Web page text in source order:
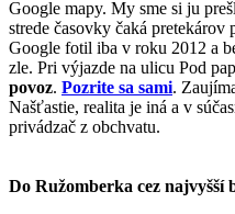
Google mapy. My sme si ju
strede časovky čaká
Google fotil iba v roku 2012 a
zle. Pri výjazde na ulicu Pod
povoz. Pozrite sa sami.
Našťastie, realita je iná a v
privádzač z obchvatu.
Do Ružomberka cez najvyšší